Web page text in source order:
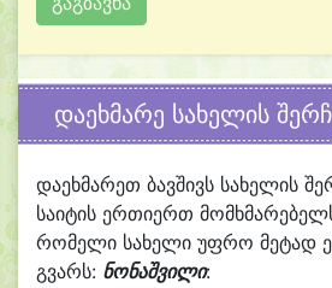
დაეხმარე სახელის
დაეხმარეთ ბავშივს სახელის
საიტის ერთიერთ
რომელი სახელი უფრო მეტად
გვარს: ნონაშვილი: